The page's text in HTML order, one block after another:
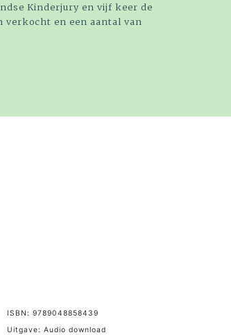
Kinderjury en vijf keer de
verkocht en een aantal van
ISBN: 9789048858439
Uitgave: Audio download